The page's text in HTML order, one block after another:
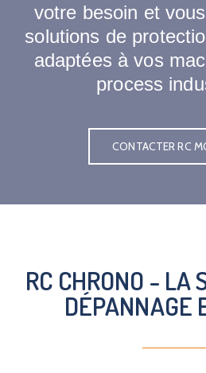
votre besoin et
solutions de
adaptées à vos
process
CONTACTER RC
RC CHRONO - LA
DÉPANNAGE